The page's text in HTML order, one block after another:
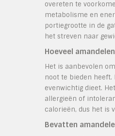
overeten te
metabolisme en
portiegrootte in de
het streven naar
Hoeveel
Het is aanbevolen
noot te bieden heeft.
evenwichtig dieet.
allergieën of
calorieën, dus het is
Bevatten